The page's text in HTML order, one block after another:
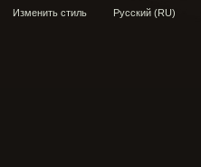
Изменить стиль Русский (RU)